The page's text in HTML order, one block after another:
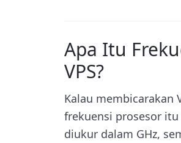
Apa Itu
VPS?
Kalau membicarakan
frekuensi prosesor itu
diukur dalam GHz,